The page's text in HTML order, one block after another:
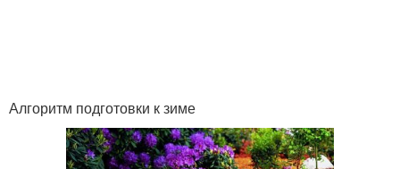
Алгоритм подготовки к зиме